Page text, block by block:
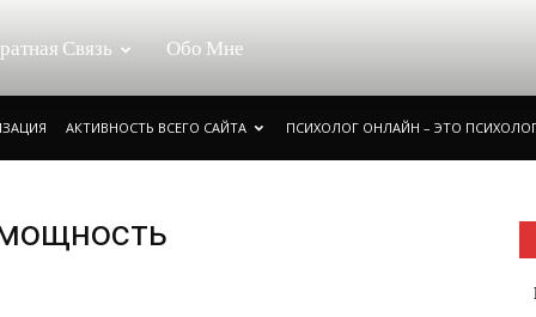
Связь Обо Мне
АКТИВНОСТЬ ВСЕГО САЙТА ПСИХОЛОГ ОНЛАЙН – ЭТО